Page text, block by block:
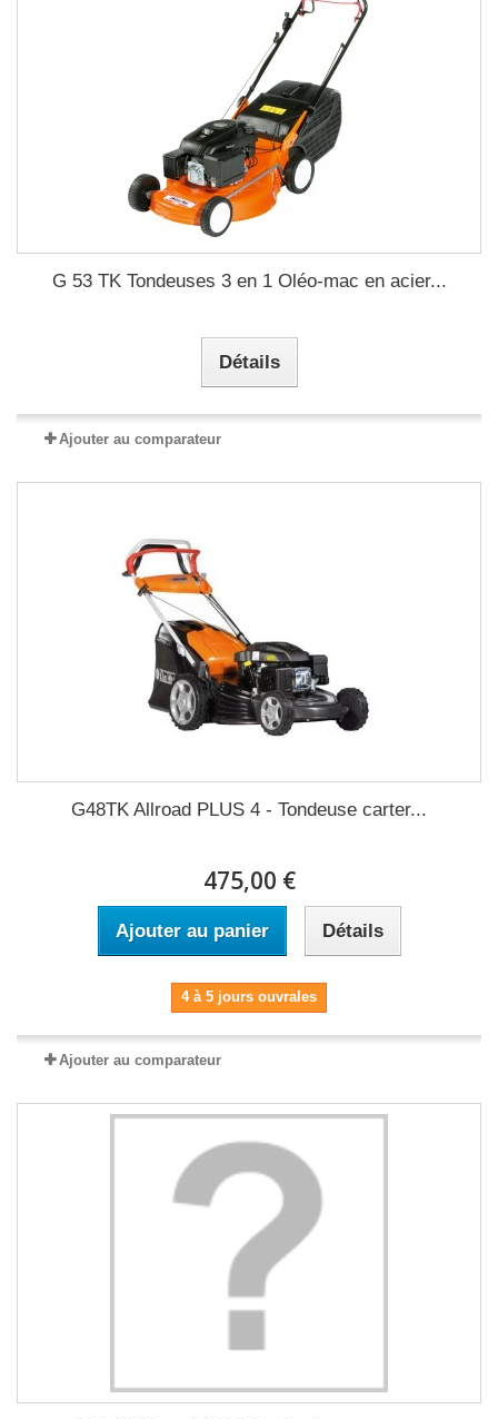
G 53 TK Tondeuses 3 en 1 Oléo-mac en acier...
Détails
Ajouter au comparateur
G48TK Allroad PLUS 4 - Tondeuse carter...
475,00 €
Ajouter au panier Détails
4 à 5 jours ouvrales
Ajouter au comparateur